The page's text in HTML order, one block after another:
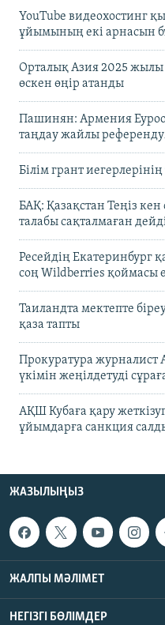
YouTube видеохостинг
ұйымының екі арнасын
Орталық Азия 2025
өскен өңір атанды
Пашинян: Армения
таңдау жайлы
Білім грант
БАҚ: Қазақстан Теңіз
талабы сақталмаған
Ресейдің Екатеринбург
соң Wildberries қоймасы
Таиландта мектепте
қаза тапты
Прокуратура журналист
үкімін жеңілдетуді
АҚШ Кубаға қару
ұйымдарға санкция
ЖАЗЫЛЫҢЫЗ
ЖАЛПЫ МӘЛІМЕТ
НЕГІЗГІ БӨЛІМДЕР